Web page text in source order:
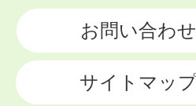
お問い合わせ
サイトマッ